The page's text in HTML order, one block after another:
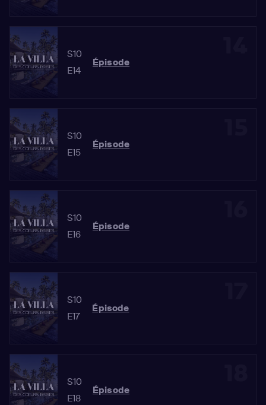
S10
E14
Épisode
S10
E15
Épisode
S10
E16
Épisode
S10
E17
Épisode
S10
E18
Épisode